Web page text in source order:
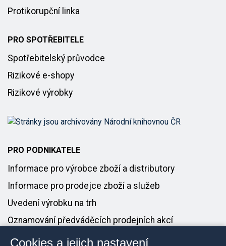
Protikorupční linka
PRO SPOTŘEBITELE
Spotřebitelský průvodce
Rizikové e-shopy
Rizikové výrobky
PRO PODNIKATELE
Informace pro výrobce zboží a distributory
Informace pro prodejce zboží a služeb
Uvedení výrobku na trh
Oznamování předváděcích prodejních akcí
Cookies a jejich nastavení